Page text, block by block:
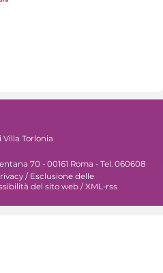
Villa Torlonia
70 - 00161 Roma - Tel. 060608
/ Esclusione delle
del sito web / XML-rss